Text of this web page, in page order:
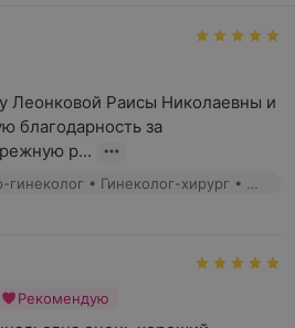
Леонковой Раисы Николаевны и
благодарность за
р...
Леонкова Р. Н. - Акушер-гинеколог • Гинеколог-хирург • Онкогинеколог
Рекомендую